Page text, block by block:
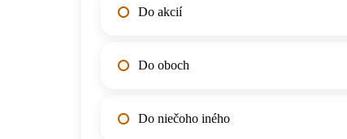
Do akcií
Do oboch
Do niečoho iného